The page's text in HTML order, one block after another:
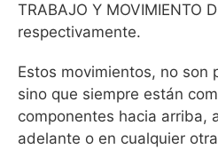
TRABAJO Y MOVIMIENTO
respectivamente.
Estos movimientos, no son
sino que siempre están
componentes hacia arriba,
adelante o en cualquier